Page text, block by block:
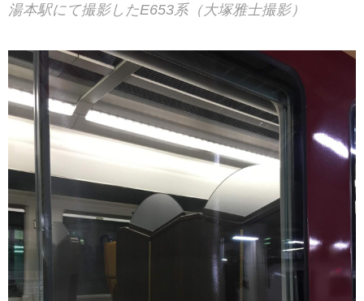
湯本駅にて撮影したE653系（大塚雅士撮影）